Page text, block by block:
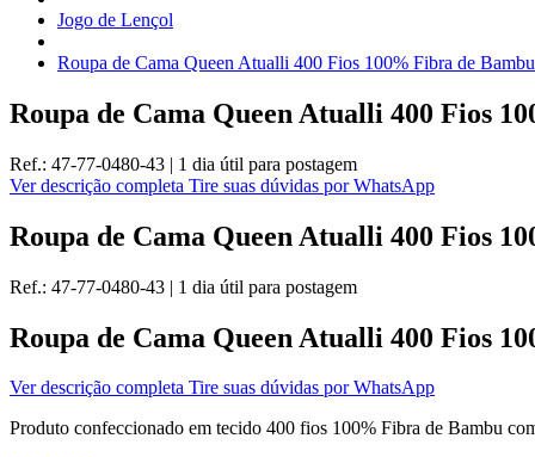
Jogo de Lençol
Roupa de Cama Queen Atualli 400 Fios 100% Fibra de
Roupa de Cama Queen Atualli 400 Fios
Ref.: 47-77-0480-43 | 1 dia útil para postagem
Ver descrição completa Tire suas dúvidas por WhatsApp
Roupa de Cama Queen Atualli 400 Fios
Ref.: 47-77-0480-43 | 1 dia útil para postagem
Roupa de Cama Queen Atualli 400 Fios
Ver descrição completa Tire suas dúvidas por WhatsApp
Produto confeccionado em tecido 400 fios 100% Fibra de Bambu